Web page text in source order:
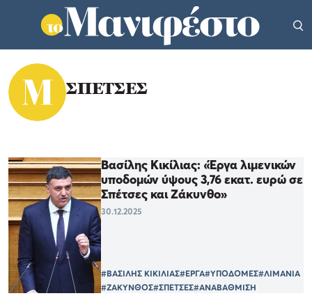
ΣΠΕΤΣΕΣ
Βασίλης Κικίλιας: «Έργα λιμενικών
υποδομών ύψους 3,76 εκατ. ευρώ σε
Σπέτσες και Ζάκυνθο»
30.12.2025
#ΒΑΣΙΛΗΣ ΚΙΚΙΛΙΑΣ#ΕΡΓΑ#ΥΠΟΔΟΜΕΣ#ΛΙΜΑΝΙΑ
#ΖΑΚΥΝΘΟΣ#ΣΠΕΤΣΕΣ#ΑΝΑΒΑΘΜΙΣΗ